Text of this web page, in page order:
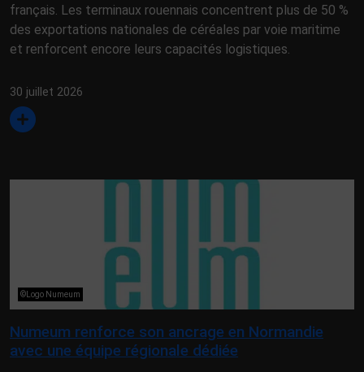
français. Les terminaux rouennais concentrent plus de 50 %
des exportations nationales de céréales par voie maritime
et renforcent encore leurs capacités logistiques.
30 juillet 2026
©Logo Numeum
Numeum renforce son ancrage en Normandie
avec une équipe régionale dédiée